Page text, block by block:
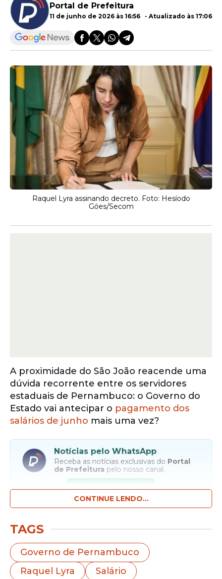
Portal de Prefeitura
11 de junho de 2026 às 16:56 - Atualizado às 17:06
Raquel Lyra assinando decreto. Foto: Hesíodo
Góes/Secom
A proximidade do São João reacende uma
dúvida recorrente entre os servidores
estaduais de Pernambuco: o Governo do
Estado vai antecipar o pagamento dos
salários de junho mais uma vez?
Notícias pelo WhatsApp
Receba as notícias exclusivas do Portal
de Prefeitura pelo nosso canal.
Entrar no canal
Embora ainda não haja anúncio oficial
calendário de pagamentos deste ano, o
histórico recente da gestão da
governadoraRaquel Lyra tem alimentado a
CONTINUE LENDO...
TAGS
Governo de Pernambuco
Raquel Lyra
Salário